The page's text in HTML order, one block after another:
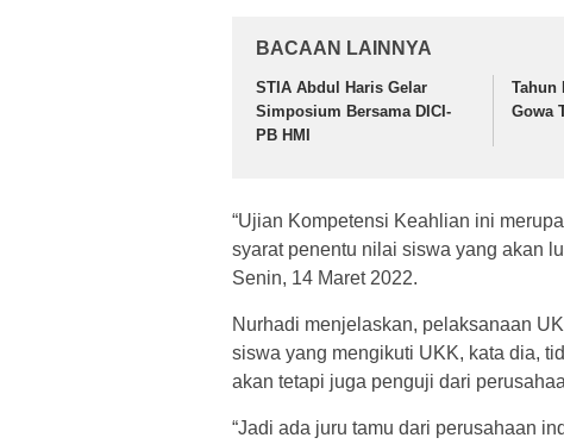
BACAAN LAINNYA
STIA Abdul Haris Gelar
Simposium Bersama DICI-
PB HMI
Tahun
Gowa
“Ujian Kompetensi Keahlian ini
syarat penentu nilai siswa yang akan
Senin, 14 Maret 2022.
Nurhadi menjelaskan, pelaksanaan
siswa yang mengikuti UKK, kata dia,
akan tetapi juga penguji dari
“Jadi ada juru tamu dari perusahaan